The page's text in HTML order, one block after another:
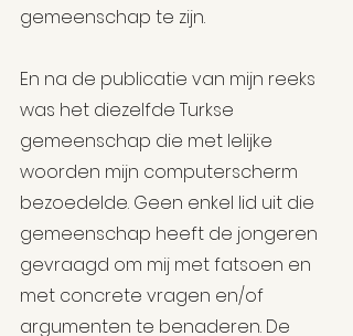
gemeenschap te zijn.
En na de publicatie van mijn reeks
was het diezelfde Turkse
gemeenschap die met lelijke
woorden mijn computerscherm
bezoedelde. Geen enkel lid uit die
gemeenschap heeft de jongeren
gevraagd om mij met fatsoen en
met concrete vragen en/of
argumenten te benaderen. De